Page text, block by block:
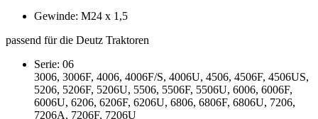
Gewinde: M24 x 1,5
passend für die Deutz Traktoren
Serie: 06
3006, 3006F, 4006, 4006F/S, 4006U, 4506, 4506F, 4506US,
5206, 5206F, 5206U, 5506, 5506F, 5506U, 6006, 6006F,
6006U, 6206, 6206F, 6206U, 6806, 6806F, 6806U, 7206,
7206A, 7206F, 7206U